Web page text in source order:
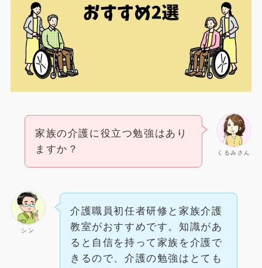
くるみさん
家族の介護に役立つ勉強はあり
ますか？
シン
介護職員初任者研修と家族介護
教室がおすすめです。知識があ
ると自信を持って家族を介護で
きるので、介護の勉強はとても